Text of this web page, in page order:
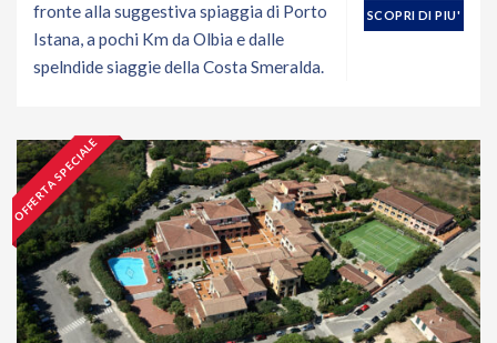
fronte alla suggestiva spiaggia di Porto
Istana, a pochi Km da Olbia e dalle
spelndide siaggie della Costa Smeralda.
SCOPRI DI PIU'
OFFERTA SPECIALE